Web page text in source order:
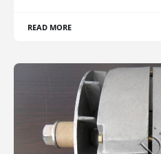
READ MORE